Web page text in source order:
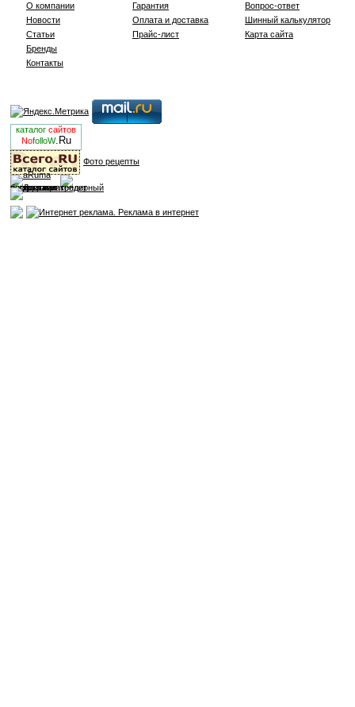
О компании
Новости
Статьи
Бренды
Контакты
Гарантия
Оплата и доставка
Прайс-лист
Вопрос-ответ
Шинный калькулятор
Карта сайта
каталог сайтов
NofolloW.Ru
Фото рецепты